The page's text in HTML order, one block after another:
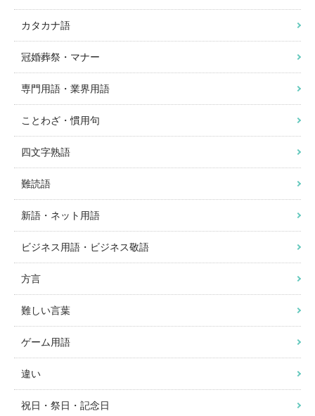
カタカナ語
冠婚葬祭・マナー
専門用語・業界用語
ことわざ・慣用句
四文字熟語
難読語
新語・ネット用語
ビジネス用語・ビジネス敬語
方言
難しい言葉
ゲーム用語
違い
祝日・祭日・記念日